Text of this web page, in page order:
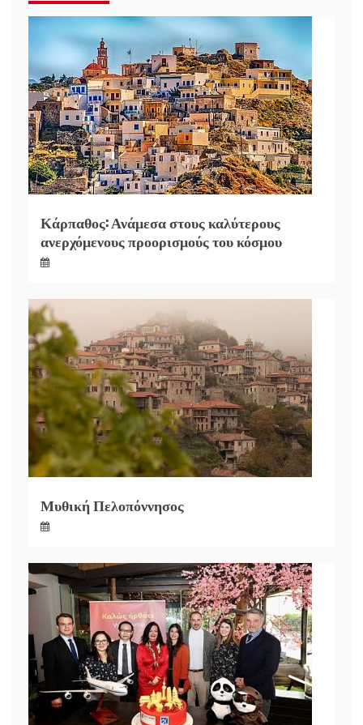
Κάρπαθος: Ανάμεσα στους καλύτερους
ανερχόμενους προορισμούς του κόσμου
Μυθική Πελοπόννησος